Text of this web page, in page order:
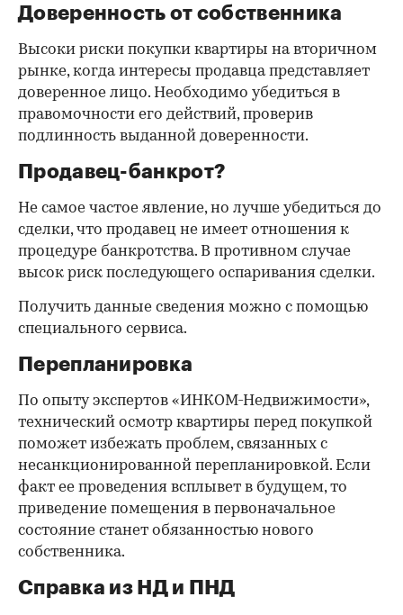
Доверенность от собственника
Высоки риски покупки квартиры на вторичном
рынке, когда интересы продавца представляет
доверенное лицо. Необходимо убедиться в
правомочности его действий, проверив
подлинность выданной доверенности.
Продавец-банкрот?
Не самое частое явление, но лучше убедиться до
сделки, что продавец не имеет отношения к
процедуре банкротства. В противном случае
высок риск последующего оспаривания сделки.
Получить данные сведения можно с помощью
специального сервиса.
Перепланировка
По опыту экспертов «ИНКОМ-Недвижимости»,
технический осмотр квартиры перед покупкой
поможет избежать проблем, связанных с
несанкционированной перепланировкой. Если
факт ее проведения всплывет в будущем, то
приведение помещения в первоначальное
состояние станет обязанностью нового
собственника.
Справка из НД и ПНД